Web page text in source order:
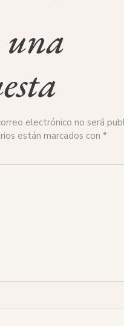
electrónico no será
están marcados con *